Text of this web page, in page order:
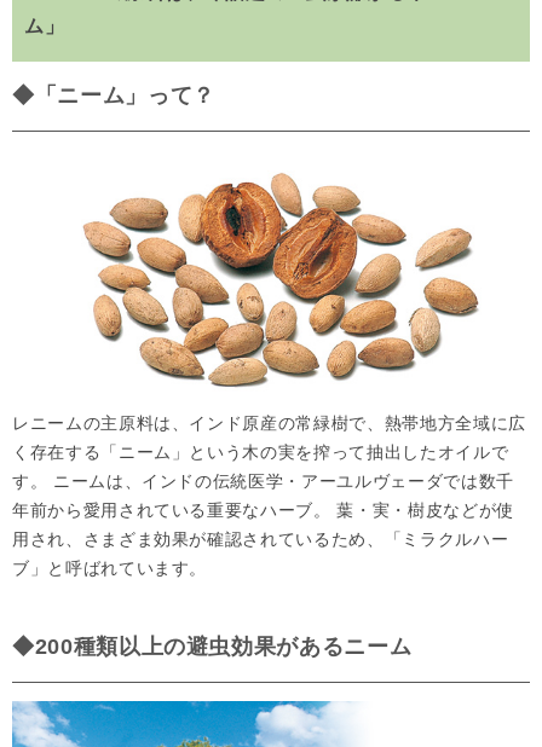
ム」
◆「ニーム」って？
レニームの主原料は、インド原産の常緑樹で、熱帯地方全域に広
く存在する「ニーム」という木の実を搾って抽出したオイルで
す。 ニームは、インドの伝統医学・アーユルヴェーダでは数千
年前から愛用されている重要なハーブ。 葉・実・樹皮などが使
用され、さまざま効果が確認されているため、「ミラクルハー
ブ」と呼ばれています。
◆200種類以上の避虫効果があるニーム